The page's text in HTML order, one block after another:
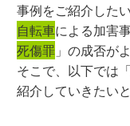
事例をご紹介した
自転車による加害
死傷罪 」の成否が
そこで、以下では
紹介していきたい